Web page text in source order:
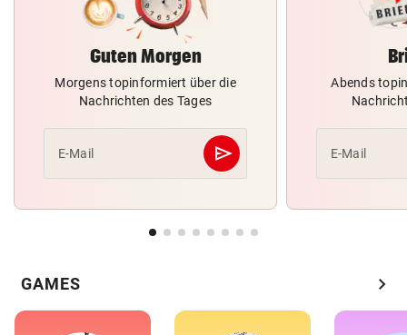
Guten Morgen
Morgens topinformiert über die
Nachrichten des Tages
E-Mail send
Abschicken
Abends
E-Mail
GAMES chevron_right